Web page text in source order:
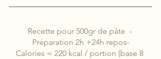
Recette pour 500gr de pâte  -
Préparation 2h +24h repos-
Calories ≈ 220 kcal / portion (base 8